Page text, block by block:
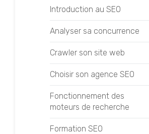
Introduction au SEO
Analyser sa concurrence
Crawler son site web
Choisir son agence SEO
Fonctionnement des
moteurs de recherche
Formation SEO